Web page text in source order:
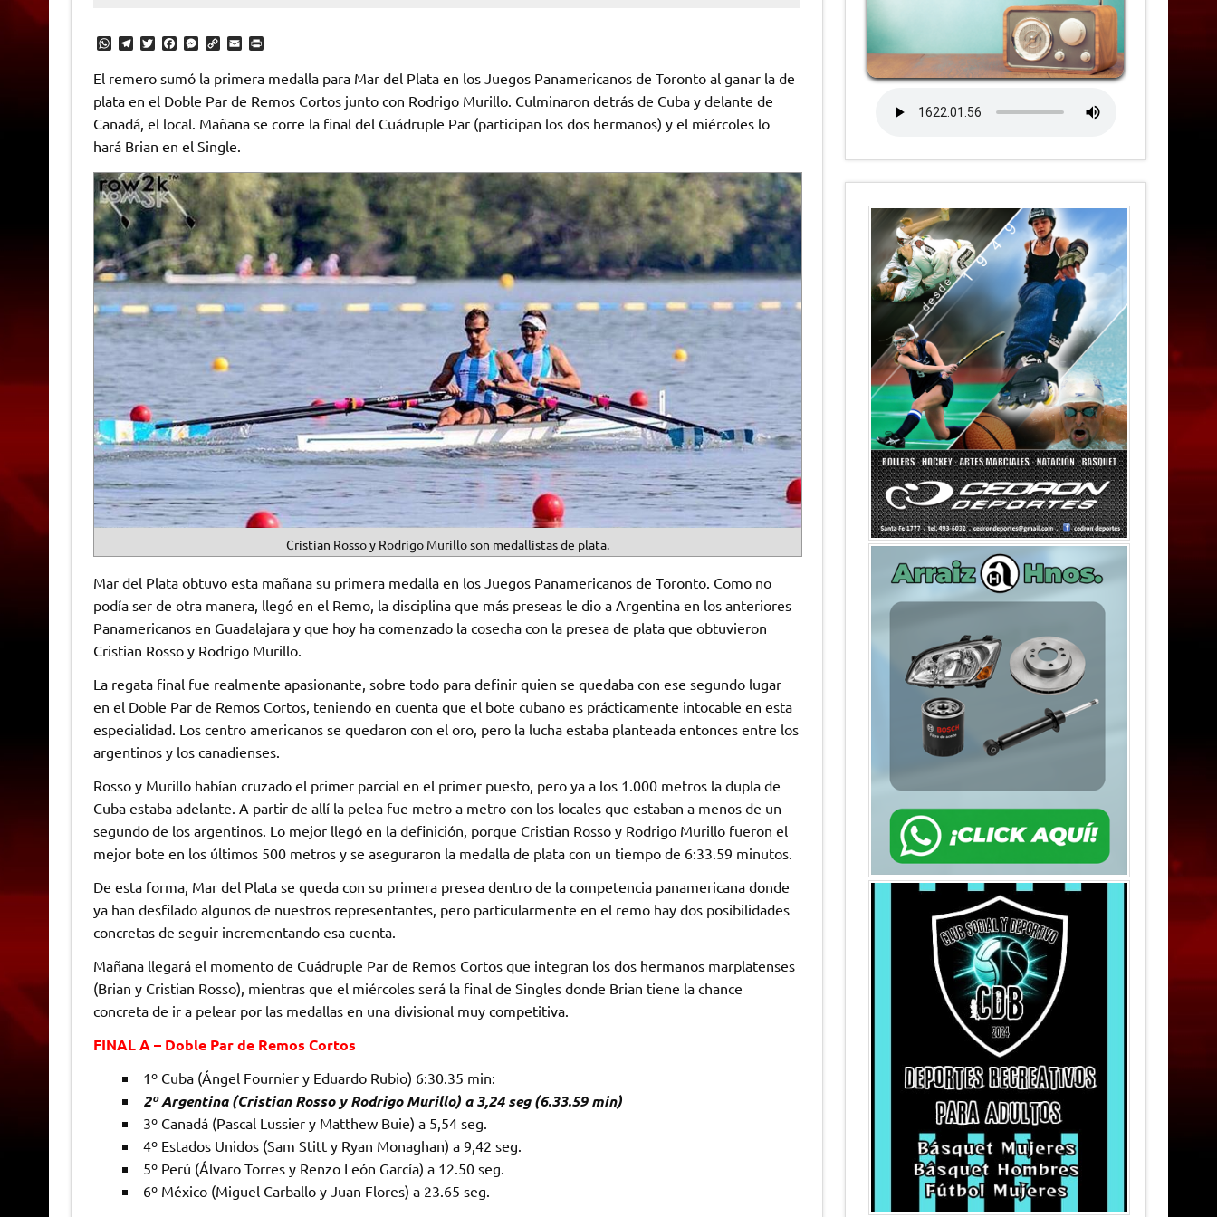
W
t
s
p
p
T
e
g
r
a
m
T
t
t
e
r
F
e
b
o
k
M
s
s
e
n
g
e
C
y
L
i
n
k
E
i
l
P
n
t
r
n
d
l
y
El remero sumó la primera medalla para Mar del Plata en los Juegos Panamericanos de Toronto al ganar la de
plata en el Doble Par de Remos Cortos junto con Rodrigo Murillo. Culminaron detrás de Cuba y delante de
Canadá, el local. Mañana se corre la final del Cuádruple Par (participan los dos hermanos) y el miércoles lo
hará Brian en el Single.
Cristian Rosso y Rodrigo Murillo son medallistas de plata.
Mar del Plata obtuvo esta mañana su primera medalla en los Juegos Panamericanos de Toronto. Como no
podía ser de otra manera, llegó en el Remo, la disciplina que más preseas le dio a Argentina en los anteriores
Panamericanos en Guadalajara y que hoy ha comenzado la cosecha con la presea de plata que obtuvieron
Cristian Rosso y Rodrigo Murillo.
La regata final fue realmente apasionante, sobre todo para definir quien se quedaba con ese segundo lugar
en el Doble Par de Remos Cortos, teniendo en cuenta que el bote cubano es prácticamente intocable en esta
especialidad. Los centro americanos se quedaron con el oro, pero la lucha estaba planteada entonces entre los
argentinos y los canadienses.
Rosso y Murillo habían cruzado el primer parcial en el primer puesto, pero ya a los 1.000 metros la dupla de
Cuba estaba adelante. A partir de allí la pelea fue metro a metro con los locales que estaban a menos de un
segundo de los argentinos. Lo mejor llegó en la definición, porque Cristian Rosso y Rodrigo Murillo fueron el
mejor bote en los últimos 500 metros y se aseguraron la medalla de plata con un tiempo de 6:33.59 minutos.
De esta forma, Mar del Plata se queda con su primera presea dentro de la competencia panamericana donde
ya han desfilado algunos de nuestros representantes, pero particularmente en el remo hay dos posibilidades
concretas de seguir incrementando esa cuenta.
Mañana llegará el momento de Cuádruple Par de Remos Cortos que integran los dos hermanos marplatenses
(Brian y Cristian Rosso), mientras que el miércoles será la final de Singles donde Brian tiene la chance
concreta de ir a pelear por las medallas en una divisional muy competitiva.
FINAL A – Doble Par de Remos Cortos
1º Cuba (Ángel Fournier y Eduardo Rubio) 6:30.35 min:
2º Argentina (Cristian Rosso y Rodrigo Murillo) a 3,24 seg (6.33.59 min)
3º Canadá (Pascal Lussier y Matthew Buie) a 5,54 seg.
4º Estados Unidos (Sam Stitt y Ryan Monaghan) a 9,42 seg.
5º Perú (Álvaro Torres y Renzo León García) a 12.50 seg.
6º México (Miguel Carballo y Juan Flores) a 23.65 seg.